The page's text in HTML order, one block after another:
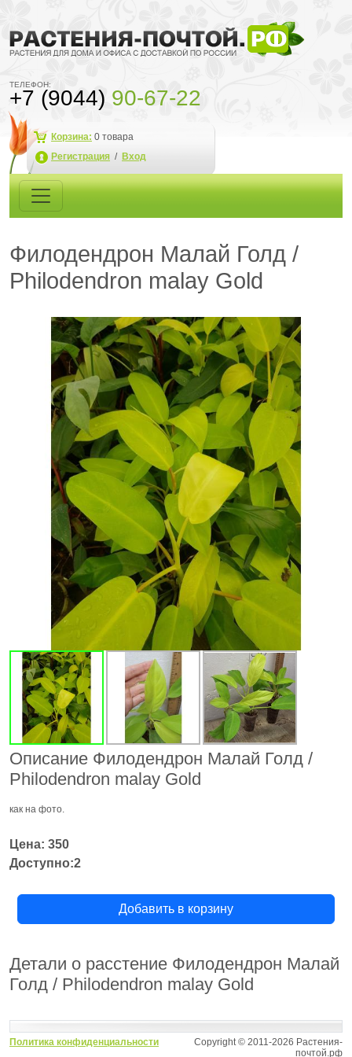
ТЕЛЕФОН:
+7 (9044) 90-67-22
Корзина: 0 товара
Регистрация / Вход
Филодендрон Малай Голд /
Philodendron malay Gold
Описание Филодендрон Малай Голд /
Philodendron malay Gold
как на фото.
Цена: 350
Доступно:2
Добавить в корзину
Детали о расстение Филодендрон Малай
Голд / Philodendron malay Gold
Политика конфиденциальности
Copyright © 2011-2026 Растения-
почтой.рф